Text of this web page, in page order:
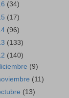
(34)
(17)
(96)
(133)
(140)
(9)
(11)
(13)